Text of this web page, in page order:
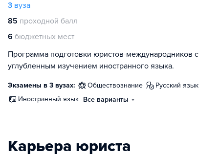
3 вуза
85 проходной балл
6 бюджетных мест
Программа подготовки юристов-международников с
углубленным изучением иностранного языка.
Экзамены в 3 вузах: обществознание
русский язык
иностранный язык Все варианты
Карьера юриста